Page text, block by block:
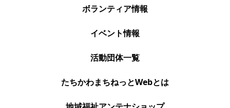
ボランティア情報
イベント情報
活動団体一覧
たちかわまちねっとWebとは